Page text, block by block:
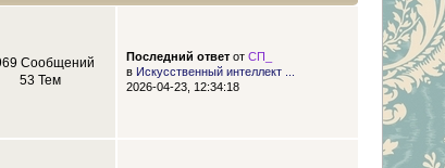
Сообщений
53 Тем
Последний ответот СП_
в Искусственный интеллект ...
2026-04-23, 12:34:18